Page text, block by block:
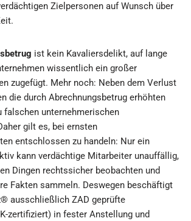
Zielpersonen auf Wunsch über
ist kein Kavaliersdelikt, auf lange
wissentlich ein großer
zugefügt. Mehr noch: Neben dem Verlust
die durch Abrechnungsbetrug erhöhten
falschen unternehmerischen
gilt es, bei ernsten
entschlossen zu handeln: Nur ein
kann verdächtige Mitarbeiter unauffällig,
Dingen rechtssicher beobachten und
Fakten sammeln. Deswegen beschäftigt
ausschließlich ZAD geprüfte
zertifiziert) in fester Anstellung und